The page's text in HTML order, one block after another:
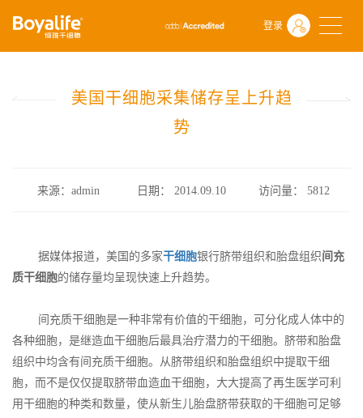
登录
首页 什么是干细胞
前沿动态
美国干细胞采集储存呈上升趋势
美国干细胞采集储存呈上升趋
势
来源：admin 日期： 2014.09.10 访问量：5812
据媒体报道，美国的多家干细胞银行脐带组织和胎盘组织间充
质干细胞的储存量均呈现快速上升趋势。
间充质干细胞是一种非常有价值的干细胞，可分化成人体中的
各种细胞，是继造血干细胞后最具治疗潜力的干细胞。脐带和胎盘
组织中均含有间充质干细胞。从脐带组织和胎盘组织中提取干细
胞，而不是仅仅提取脐带血造血干细胞，大大提高了再生医学可利
用干细胞的种类和数量，使从新生儿胎盘脐带获取的干细胞可足够